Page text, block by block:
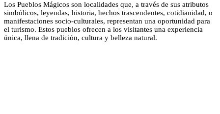
Los Pueblos Mágicos son localidades que, a través de sus atributos
simbólicos, leyendas, historia, hechos trascendentes, cotidianidad, o
manifestaciones socio-culturales, representan una oportunidad para
el turismo. Estos pueblos ofrecen a los visitantes una experiencia
única, llena de tradición, cultura y belleza natural.